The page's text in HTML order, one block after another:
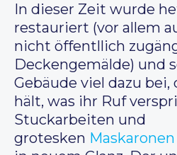
In dieser Zeit wurde
restauriert (vor allem
nicht öffentllich
Deckengemälde) und
Gebäude viel dazu
hält, was ihr Ruf
Stuckarbeiten und
grotesken Maskaronen